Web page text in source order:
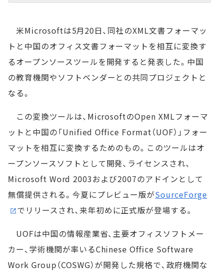
米Microsoftは5月20日、同社のXML文書フォーマッ
トと中国のオフィス文書フォーマットを相互に変換す
るオープンソースツールを開発すると発表した。中国
の教育機関やソフトベンダーとの共同プロジェクトと
なる。
この変換ツールは、MicrosoftのOpen XMLフォーマ
ットと中国の「Unified Office Format（UOF）」フォー
マットを相互に変換するためのもの。このツールはオ
ープンソースソフトとして開発、ライセンスされ、
Microsoft Word 2003および2007のアドインとして
無償提供される。今夏にプレビュー版がSourceForge
でリリースされ、来年初めに正式版が登場する。
UOFは中国の情報産業省、主要オフィスソフトメー
カー、学術機関が率いるChinese Office Software
Work Group（COSWG）が開発した規格で、政府機関な